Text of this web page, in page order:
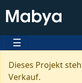
☰
Dieses Projekt
Verkauf.